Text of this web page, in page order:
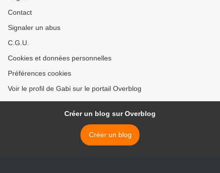
Contact
Signaler un abus
C.G.U.
Cookies et données personnelles
Préférences cookies
Voir le profil de Gabi sur le portail Overblog
Créer un blog sur Overblog
Créer un blog